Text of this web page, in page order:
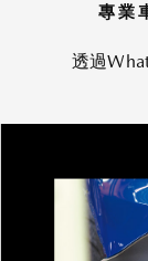
專業
透過